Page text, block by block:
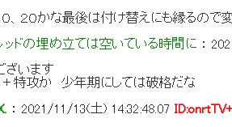
０、２０かな最後は付け替えにも縁るので
ッドの埋め立ては空いている時間に ：
ざいます
特攻か 少年期にしては破格だな
：2021/11/13(土) 14:32:48.07